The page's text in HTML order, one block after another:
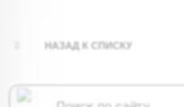
НАЗАД К СПИСКУ